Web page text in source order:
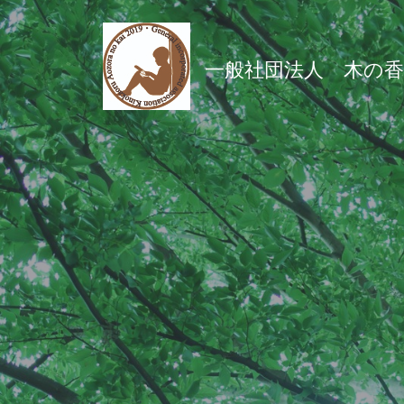
コ
ン
テ
ン
ツ
へ
ス
キ
ッ
プ
一般社団法人 木の